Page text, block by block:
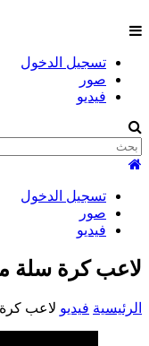
تسجيل الدخول
صور
فيديو
تسجيل الدخول
صور
فيديو
لاعب كرة سلة
الرئيسية فيديو لاعب